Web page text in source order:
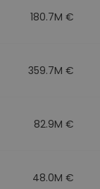
180.7M €
359.7M €
82.9M €
48.0M €